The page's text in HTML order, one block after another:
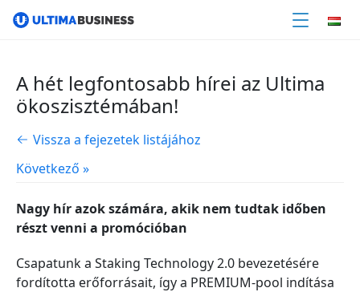
A hét legfontosabb hírei az Ultima
ökoszisztémában!
Vissza a fejezetek listájához
Következő »
Nagy hír azok számára, akik nem tudtak időben
részt venni a promócióban
Csapatunk a Staking Technology 2.0 bevezetésére
fordította erőforrásait, így a PREMIUM-pool indítása